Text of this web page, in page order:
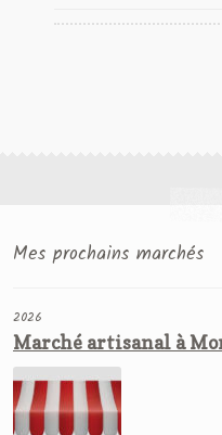
Mes prochains marchés
2026
Marché artisanal à